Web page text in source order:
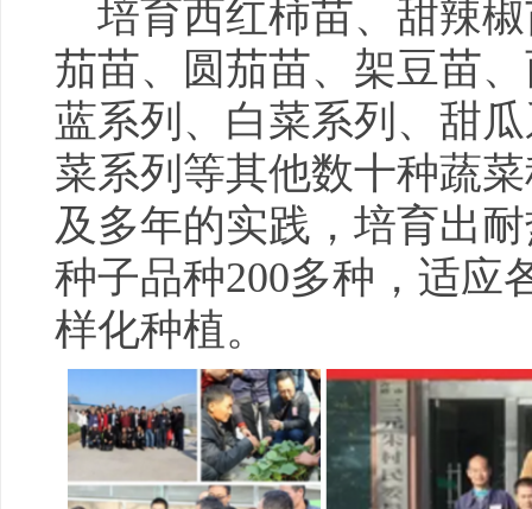
培育西红柿苗、甜辣
茄苗、圆茄苗、架豆苗
蓝系列、白菜系列、甜
菜系列等其他数十种蔬
及多年的实践，培育出
种子品种200多种，适应
样化种植。